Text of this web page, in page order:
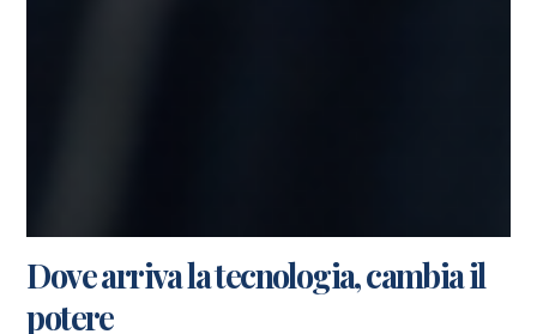
Dove arriva la tecnologia, cambia il
potere